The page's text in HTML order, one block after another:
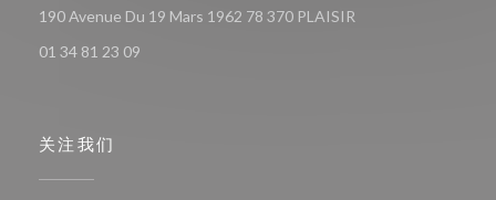
190 Avenue Du 19 Mars 1962 78 370 PLAISIR
01 34 81 23 09
关注我们